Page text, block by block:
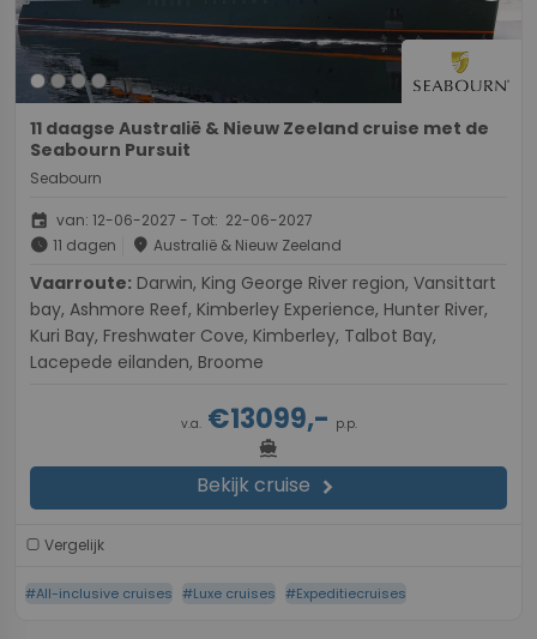
11 daagse Australië & Nieuw Zeeland cruise met de
Seabourn Pursuit
Seabourn
event van: 12-06-2027 - Tot: 22-06-2027
schedule 11 dagen place Australië & Nieuw Zeeland
Vaarroute:
bay, Ashmore Reef, Kimberley Experience, Hunter River,
Kuri Bay, Freshwater Cove, Kimberley, Talbot Bay,
Lacepede eilanden, Broome
v.a.€13099,- p.p.
directions_boat
Bekijk cruise chevron_right
Vergelijk
#All-inclusive cruises #Luxe cruises #Expeditiecruises